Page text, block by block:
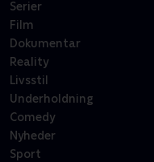
Serier
Film
Dokumentar
Reality
Livsstil
Underholdning
Comedy
Nyheder
Sport